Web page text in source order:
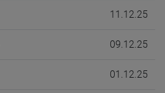
11.12.25
09.12.25
01.12.25